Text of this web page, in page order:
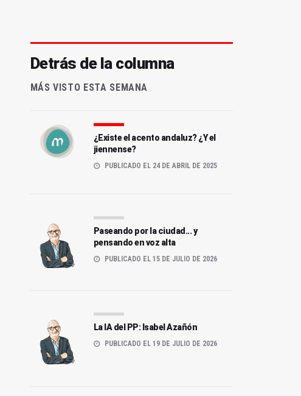
Detrás de la columna
MÁS VISTO ESTA SEMANA
¿Existe el acento andaluz? ¿Y el
jiennense?
PUBLICADO EL 24 DE ABRIL DE 2025
Paseando por la ciudad... y
pensando en voz alta
PUBLICADO EL 15 DE JULIO DE 2026
La IA del PP: Isabel Azañón
PUBLICADO EL 19 DE JULIO DE 2026